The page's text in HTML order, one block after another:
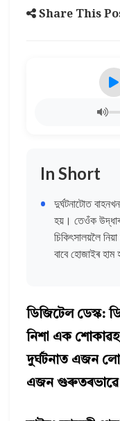
Share This
In Short
দুৰ্ঘটনাটোত
হয়। তেওঁক
চিকিৎসালয়লৈ
বাবে হোজাইৰ
ডিজিটেল ডেস্ক:
নিশা এক
দুৰ্ঘটনাত এজন
এজন